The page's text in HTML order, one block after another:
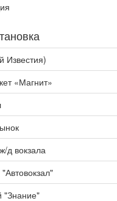
Известия)
«Магнит»
д вокзала
"Знание"